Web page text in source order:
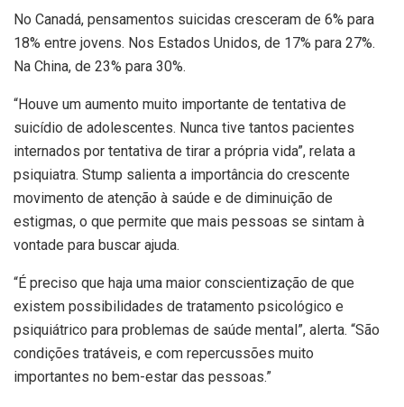
No Canadá, pensamentos suicidas cresceram de 6% para
18% entre jovens. Nos Estados Unidos, de 17% para 27%.
Na China, de 23% para 30%.
“Houve um aumento muito importante de tentativa de
suicídio de adolescentes. Nunca tive tantos pacientes
internados por tentativa de tirar a própria vida”, relata a
psiquiatra. Stump salienta a importância do crescente
movimento de atenção à saúde e de diminuição de
estigmas, o que permite que mais pessoas se sintam à
vontade para buscar ajuda.
“É preciso que haja uma maior conscientização de que
existem possibilidades de tratamento psicológico e
psiquiátrico para problemas de saúde mental”, alerta. “São
condições tratáveis, e com repercussões muito
importantes no bem-estar das pessoas.”